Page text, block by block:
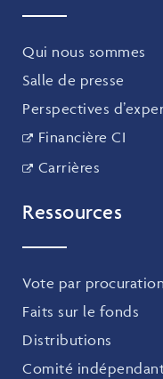
Qui nous sommes
Salle de presse
Perspectives
Financière CI
Carrières
Ressources
Vote par procuration
Faits sur le fonds
Distributions
Comité